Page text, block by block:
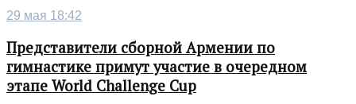
29 мая 18:42
Представители сборной Армении по
гимнастике примут участие в очередном
этапе World Challenge Cup